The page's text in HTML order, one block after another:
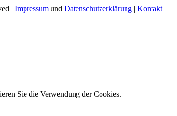
| Impressum und Datenschutzerklärung | Kontakt
Sie die Verwendung der Cookies.